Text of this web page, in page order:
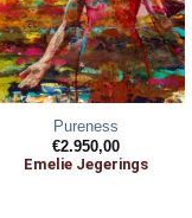
Pureness
€2.950,00
Emelie Jegerings